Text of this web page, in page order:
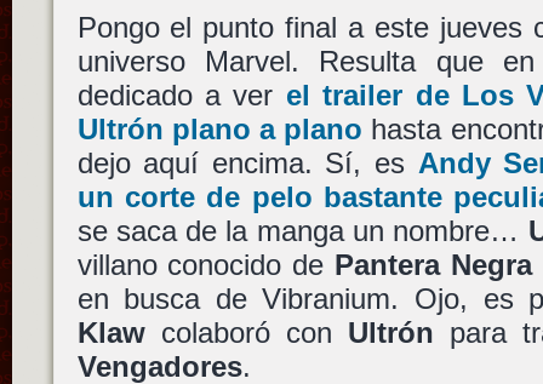
Pongo el punto final a este jueves
universo Marvel. Resulta que
dedicado a ver el trailer de Los
Ultrón plano a plano hasta
dejo aquí encima. Sí, es Andy
un corte de pelo bastante
se saca de la manga un nombre…
villano conocido de Pantera Negra
en busca de Vibranium. Ojo, es
Klawcolaboró con Ultrón para
Vengadores.